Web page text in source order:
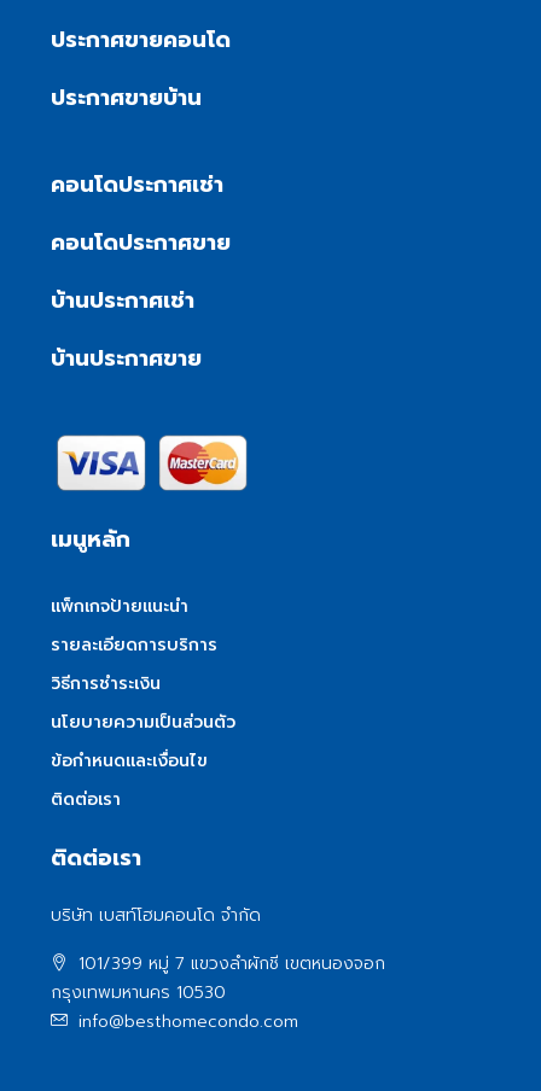
ประกาศขายคอนโด
ประกาศขายบ้าน
คอนโดประกาศเช่า
คอนโดประกาศขาย
บ้านประกาศเช่า
บ้านประกาศขาย
เมนูหลัก
แพ็กเกจป้ายแนะนำ
รายละเอียดการบริการ
วิธีการชำระเงิน
นโยบายความเป็นส่วนตัว
ข้อกำหนดและเงื่อนไข
ติดต่อเรา
ติดต่อเรา
บริษัท เบสท์โฮมคอนโด จำกัด
101/399 หมู่ 7 แขวงลําผักชี เขตหนองจอก
กรุงเทพมหานคร 10530
info@besthomecondo.com